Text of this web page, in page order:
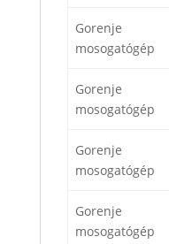
Gorenje
mosogatógép
Gorenje
mosogatógép
Gorenje
mosogatógép
Gorenje
mosogatógép